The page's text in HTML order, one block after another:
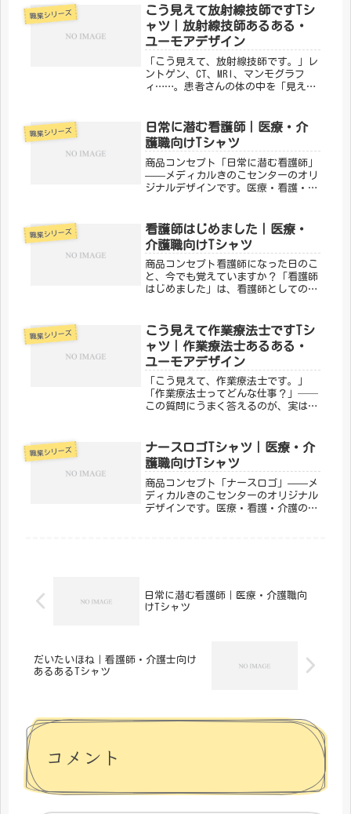
う。「メディカルきのこセンター」が
手がけるこのデザインは、医療・介護
の...
職業シリーズ
こう見えて放射線技師ですTシ
ャツ｜放射線技師あるある・
ユーモアデザイン
「こう見えて、放射線技師です。」レ
ントゲン、CT、MRI、マンモグラフ
ィ……。患者さんの体の中を「見える
をユーモラスに表現したのが、メディ
カルきのこセンターの「こう見えて
放...
職業シリーズ
日常に潜む看護師｜医療・介
護職向けTシャツ
商品コンセプト「日常に潜む看護師」
——メディカルきのこセンターのオリ
ジナルデザインです。医療・看護・介
はもちろん、プレゼントにもぴったり
です。「メディカルきのこセンター」
が...
職業シリーズ
看護師はじめました｜医療・
介護職向けTシャツ
商品コンセプト看護師になった日のこ
と、今でも覚えていますか？「看護師
はじめました」は、看護師としての第
にも、ベテランが初心を思い出すのに
も。「メディカルきのこセンター」が
手...
職業シリーズ
こう見えて作業療法士ですTシ
ャツ｜作業療法士あるある・
ユーモアデザイン
「こう見えて、作業療法士です。」
「作業療法士ってどんな仕事？」──
この質問にうまく答えるのが、実はな
しい生活の回復をサポートするOT。手
芸からパソコン操作まで、幅広い「作
業」...
職業シリーズ
ナースロゴTシャツ｜医療・介
護職向けTシャツ
商品コンセプト「ナースロゴ」——メ
ディカルきのこセンターのオリジナル
デザインです。医療・看護・介護の現
日常に潜む看護師｜医療・介護職向
けTシャツ
だいたいほね｜看護師・介護士向け
あるあるTシャツ
コメント